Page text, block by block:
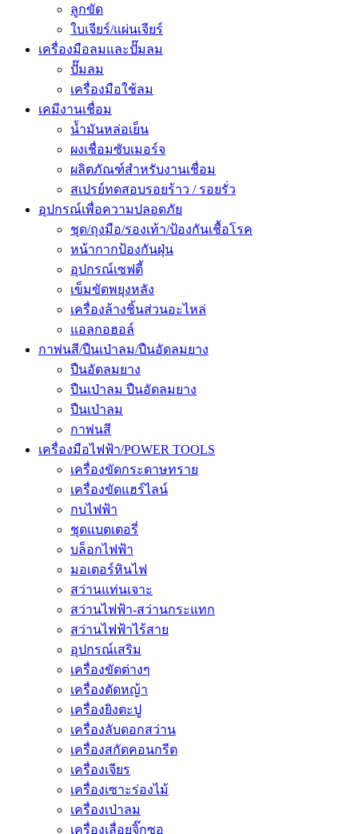
ลูกขัด
ใบเจียร์/แผ่นเจียร์
เครื่องมือลมและปั๊มลม
ปั๊มลม
เครื่องมือใช้ลม
เคมีงานเชื่อม
น้ำมันหล่อเย็น
ผงเชื่อมซับเมอร์จ
ผลิตภัณฑ์สำหรับงานเชื่อม
สเปรย์ทดสอบรอยร้าว / รอยรั่ว
อุปกรณ์เพื่อความปลอดภัย
ชุด/ถุงมือ/รองเท้า/ป้องกันเชื้อโรค
หน้ากากป้องกันฝุ่น
อุปกรณ์เซฟตี้
เข็มขัดพยุงหลัง
เครื่องล้างชิ้นส่วนอะไหล่
แอลกอฮอล์
กาพ่นสี/ปืนเป่าลม/ปืนอัดลมยาง
ปืนอัดลมยาง
ปืนเป่าลม ปืนอัดลมยาง
ปืนเป่าลม
กาพ่นสี
เครื่องมือไฟฟ้า/POWER TOOLS
เครื่องขัดกระดาษทราย
เครื่องขัดแฮร์ไลน์
กบไฟฟ้า
ชุดแบตเตอรี่
บล็อกไฟฟ้า
มอเตอร์หินไฟ
สว่านแท่นเจาะ
สว่านไฟฟ้า-สว่านกระแทก
สว่านไฟฟ้าไร้สาย
อุปกรณ์เสริม
เครื่องขัดต่างๆ
เครื่องตัดหญ้า
เครื่องยิงตะปู
เครื่องลับดอกสว่าน
เครื่องสกัดคอนกรีต
เครื่องเจียร
เครื่องเซาะร่องไม้
เครื่องเป่าลม
เครื่องเลื่อยจิ๊กซอ